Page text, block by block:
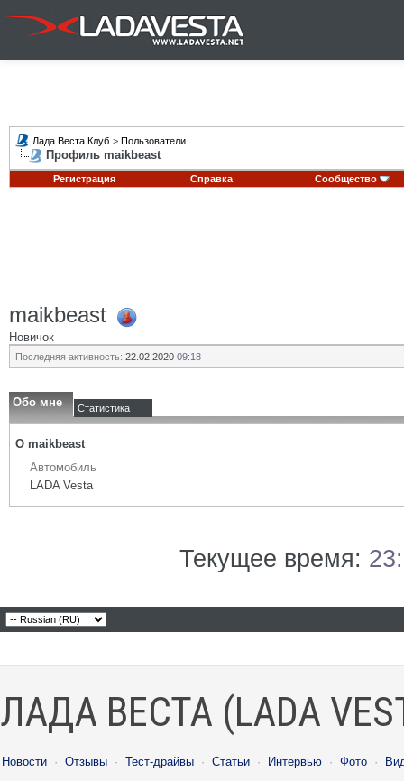
Лада Веста Клуб > Пользователи
Профиль maikbeast
Регистрация Справка Сообщество
maikbeast
Новичок
Последняя активность: 22.02.2020 09:18
Обо мне Статистика
О maikbeast
Автомобиль
LADA Vesta
Текущее время:
ЛАДА ВЕСТА (LADA
Новости · Отзывы · Тест-драйвы · Статьи · Интервью · Фото ·